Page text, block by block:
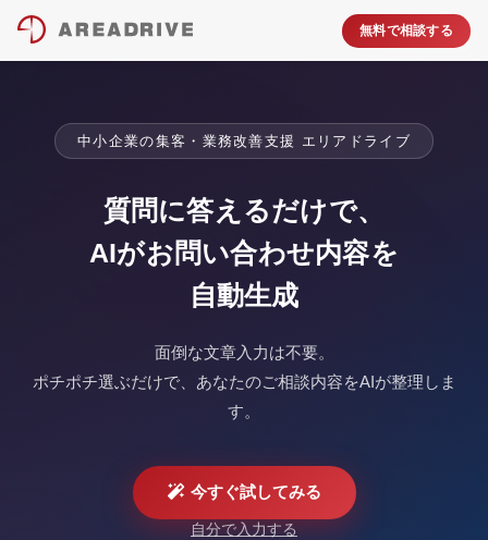
無料で相談する
中小企業の集客・業務改善支援 エリアドライブ
質問に答えるだけで、
AIがお問い合わせ内容を
自動生成
面倒な文章入力は不要。
ポチポチ選ぶだけで、あなたのご相談内容をAIが整理しま
す。
今すぐ試してみる
自分で入力する